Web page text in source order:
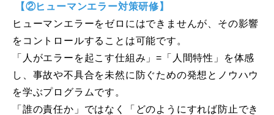
【②ヒューマンエラー対策研修】
ヒューマンエラーをゼロにはできませんが、その影響
をコントロールすることは可能です。
「人がエラーを起こす仕組み」=「人間特性」を体感
し、事故や不具合を未然に防ぐための発想とノウハウ
を学ぶプログラムです。
「誰の責任か」ではなく「どのようにすれば防止でき